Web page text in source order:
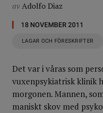
avAdolfo Diaz
18 NOVEMBER 2011
LAGAR OCH FÖRESKRIFTER
Det var i våras som
vuxenpsykiatrisk klinik
morgonen. Mannen,
maniskt skov med